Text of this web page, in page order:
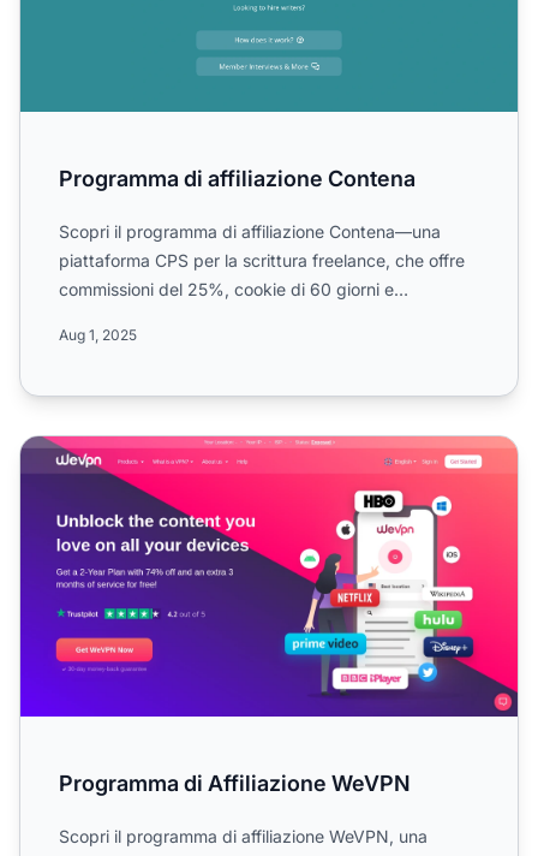
Programma di affiliazione Contena
Scopri il programma di affiliazione Contena—una
piattaforma CPS per la scrittura freelance, che offre
commissioni del 25%, cookie di 60 giorni e
Aug 1, 2025
Programma di Affiliazione WeVPN
Programma di Affiliazione WeVPN
Scopri il programma di affiliazione WeVPN, una